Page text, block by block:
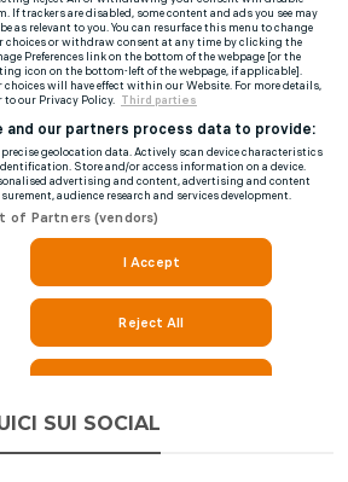
SUI SOCIAL